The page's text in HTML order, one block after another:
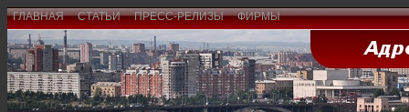
ГЛАВНАЯ СТАТЬИ ПРЕСС-РЕЛИЗЫ ФИРМЫ